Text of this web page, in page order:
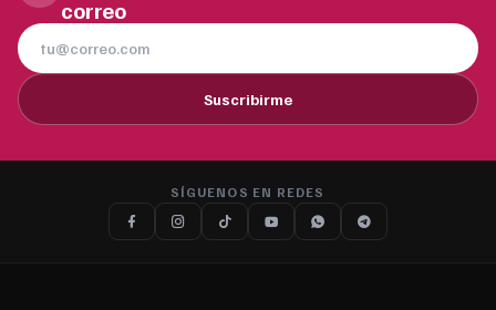
correo
Suscribirme
SÍGUENOS EN REDES